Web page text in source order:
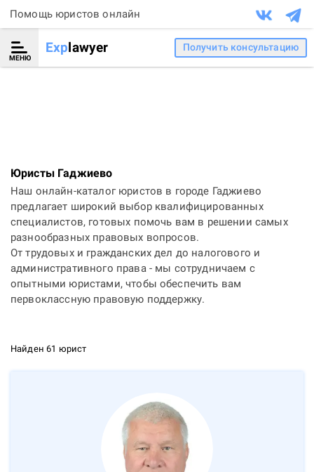
Помощь юристов онлайн
МЕНЮ
Explawyer Получить консультацию
Юристы Гаджиево
Наш онлайн-каталог юристов в городе Гаджиево
предлагает широкий выбор квалифицированных
специалистов, готовых помочь вам в решении самых
разнообразных правовых вопросов.
От трудовых и гражданских дел до налогового и
административного права - мы сотрудничаем с
опытными юристами, чтобы обеспечить вам
первоклассную правовую поддержку.
Найден 61 юрист